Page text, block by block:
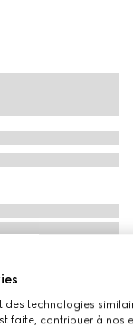
des technologies
faite, contribuer à nos